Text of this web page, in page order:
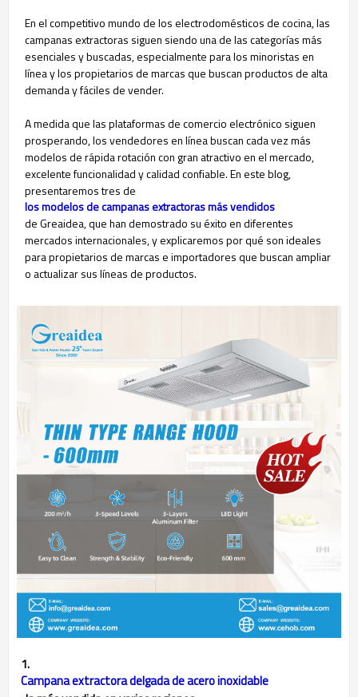
En el competitivo mundo de los electrodomésticos de cocina, las
campanas extractoras siguen siendo una de las categorías más
esenciales y buscadas, especialmente para los minoristas en
línea y los propietarios de marcas que buscan productos de alta
demanda y fáciles de vender.
A medida que las plataformas de comercio electrónico siguen
prosperando, los vendedores en línea buscan cada vez más
modelos de rápida rotación con gran atractivo en el mercado,
excelente funcionalidad y calidad confiable. En este blog,
presentaremos tres de
los modelos de campanas extractoras más vendidos
de Greaidea, que han demostrado su éxito en diferentes
mercados internacionales, y explicaremos por qué son ideales
para propietarios de marcas e importadores que buscan ampliar
o actualizar sus líneas de productos.
1.
Campana extractora delgada de acero inoxidable